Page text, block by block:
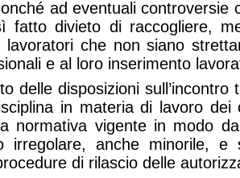
ad eventuali controversie
fatto divieto di raccogliere,
lavoratori che non siano
e al loro inserimento
delle disposizioni
in materia di lavoro dei
normativa vigente in modo
irregolare, anche minorile,
di rilascio delle